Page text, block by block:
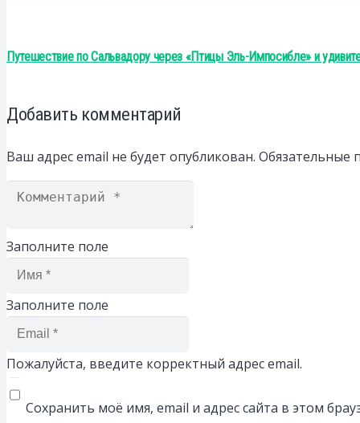
Путешествие по Сальвадору через «Птицы Эль-Импосибле» и
Добавить комментарий
Ваш адрес email не будет опубликован. Обязательные
Заполните поле
Заполните поле
Пожалуйста, введите корректный адрес email.
Сохранить моё имя, email и адрес сайта в этом